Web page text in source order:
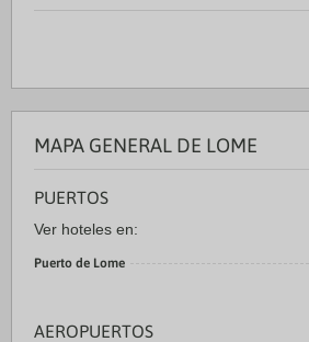
MAPA GENERAL DE LOME
PUERTOS
Ver hoteles en:
Puerto de Lome
AEROPUERTOS